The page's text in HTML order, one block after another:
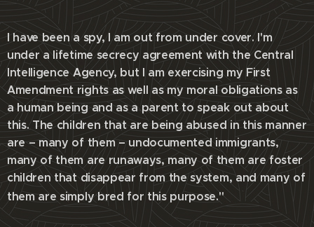
I have been a spy, I am out from under cover. I'm
under a lifetime secrecy agreement with the Central
Intelligence Agency, but I am exercising my First
Amendment rights as well as my moral obligations as
a human being and as a parent to speak out about
this. The children that are being abused in this manner
are – many of them – undocumented immigrants,
many of them are runaways, many of them are foster
children that disappear from the system, and many of
them are simply bred for this purpose."